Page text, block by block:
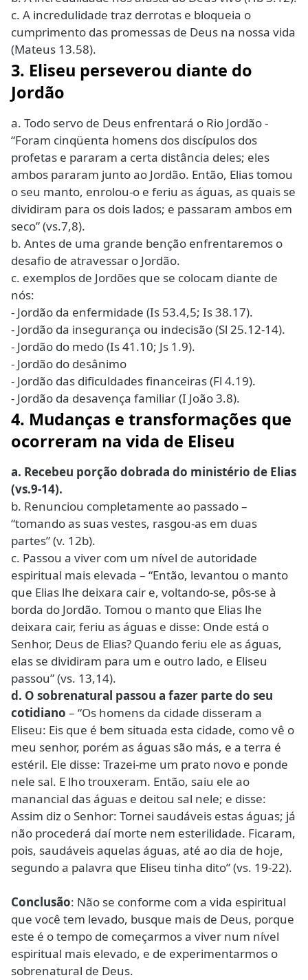
c. A incredulidade traz derrotas e bloqueia o
cumprimento das promessas de Deus na nossa vida
(Mateus 13.58).
3. Eliseu perseverou diante do
Jordão
a. Todo servo de Deus enfrentará o Rio Jordão -
“Foram cinqüenta homens dos discípulos dos
profetas e pararam a certa distância deles; eles
ambos pararam junto ao Jordão. Então, Elias tomou
o seu manto, enrolou-o e feriu as águas, as quais se
dividiram para os dois lados; e passaram ambos em
seco” (vs.7,8).
b. Antes de uma grande benção enfrentaremos o
desafio de atravessar o Jordão.
c. exemplos de Jordões que se colocam diante de
nós:
- Jordão da enfermidade (Is 53.4,5; Is 38.17).
- Jordão da insegurança ou indecisão (Sl 25.12-14).
- Jordão do medo (Is 41.10; Js 1.9).
- Jordão do desânimo
- Jordão das dificuldades financeiras (Fl 4.19).
- Jordão da desavença familiar (I João 3.8).
4. Mudanças e transformações que
ocorreram na vida de Eliseu
a. Recebeu porção dobrada do ministério de Elias
(vs.9-14).
b. Renunciou completamente ao passado –
“tomando as suas vestes, rasgou-as em duas
partes” (v. 12b).
c. Passou a viver com um nível de autoridade
espiritual mais elevada – “Então, levantou o manto
que Elias lhe deixara cair e, voltando-se, pôs-se à
borda do Jordão. Tomou o manto que Elias lhe
deixara cair, feriu as águas e disse: Onde está o
Senhor, Deus de Elias? Quando feriu ele as águas,
elas se dividiram para um e outro lado, e Eliseu
passou” (vs. 13,14).
d. O sobrenatural passou a fazer parte do seu
cotidiano – “Os homens da cidade disseram a
Eliseu: Eis que é bem situada esta cidade, como vê o
meu senhor, porém as águas são más, e a terra é
estéril. Ele disse: Trazei-me um prato novo e ponde
nele sal. E lho trouxeram. Então, saiu ele ao
manancial das águas e deitou sal nele; e disse:
Assim diz o Senhor: Tornei saudáveis estas águas; já
não procederá daí morte nem esterilidade. Ficaram,
pois, saudáveis aquelas águas, até ao dia de hoje,
segundo a palavra que Eliseu tinha dito” (vs. 19-22).
Conclusão: Não se conforme com a vida espiritual
que você tem levado, busque mais de Deus, porque
este é o tempo de começarmos a viver num nível
espiritual mais elevado, e de experimentarmos o
sobrenatural de Deus.